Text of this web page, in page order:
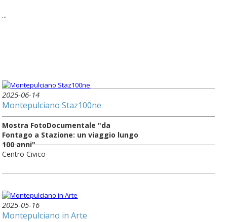
...
2025-06-14
Montepulciano Staz100ne
Mostra FotoDocumentale "da
Fontago a Stazione: un viaggio lungo
100 anni"
Centro Civico
2025-05-16
Montepulciano in Arte